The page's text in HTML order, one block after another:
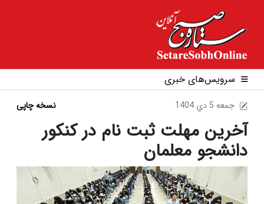
سرویس‌های خبری
1404 جمعه 5 دي نسخه چاپی
آخرین مهلت ثبت نام در کنکور
دانشجو معلمان